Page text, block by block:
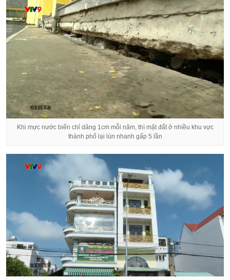
Khi mực nước biển chỉ dâng 1cm mỗi năm, thì mặt đất ở nhiều khu vực
thành phố lại lún nhanh gấp 5 lần